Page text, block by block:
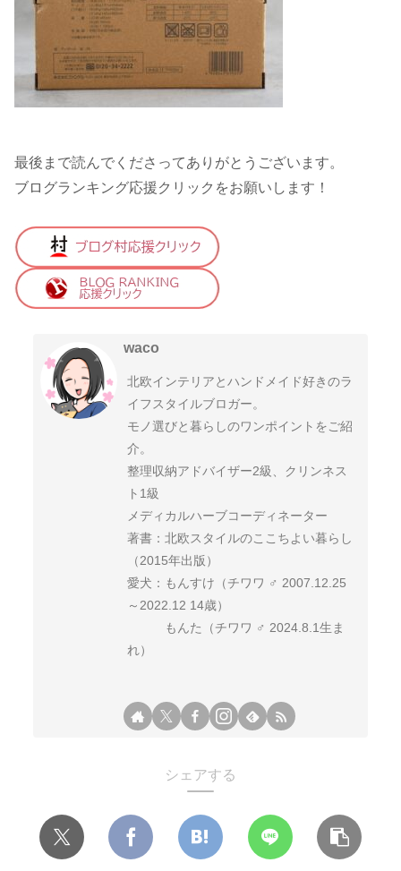
最後まで読んでくださってありがとうございます。
ブログランキング応援クリックをお願いします！
waco
北欧インテリアとハンドメイド好きのラ
イフスタイルブロガー。
モノ選びと暮らしのワンポイントをご紹
介。
整理収納アドバイザー2級、クリンネス
ト1級
メディカルハーブコーディネーター
著書：北欧スタイルのここちよい暮らし
（2015年出版）
愛犬：もんすけ（チワワ ♂ 2007.12.25
～2022.12 14歳）
もんた（チワワ ♂ 2024.8.1生ま
れ）
シェアする